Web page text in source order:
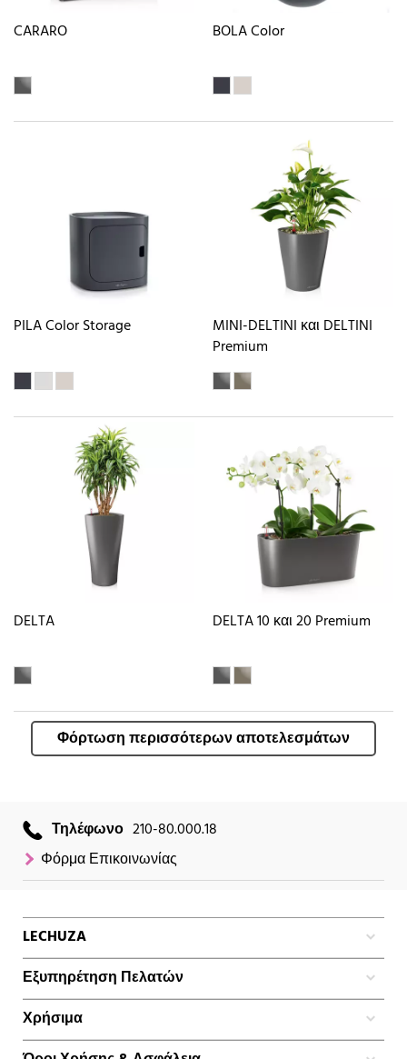
CARARO BOLA Color
PILA Color Storage
MINI-DELTINI και DELTINI
Premium
DELTA DELTA 10 και 20 Premium
Φόρτωση περισσότερων αποτελεσμάτων
Τηλέφωνο 210-80.000.18
Φόρμα Επικοινωνίας
LECHUZA
Εξυπηρέτηση Πελατών
Χρήσιμα